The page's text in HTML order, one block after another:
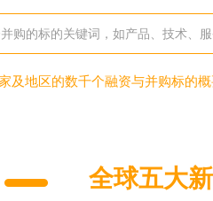
及地区的数千个融资与并购标的
全球五大